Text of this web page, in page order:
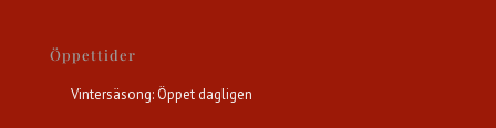
Öppettider
Vintersäsong: Öppet dagligen